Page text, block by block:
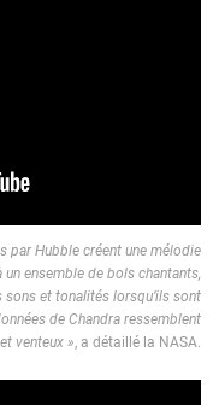
par Hubble créent une mélodie
ensemble de bols chantants,
et tonalités lorsqu’ils sont
de Chandra ressemblent
venteux », a détaillé la NASA.